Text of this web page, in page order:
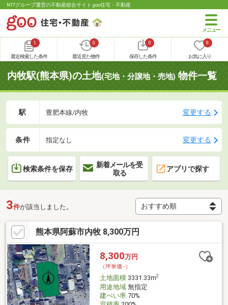
NTTグループ運営の不動産総合サイト goo住宅・不動産
1
最近検索した条件
0
最近見た物件
0
保存した条件
0
お気に入り
内牧駅(熊本県)の土地(宅地・分譲地・売地) 物件一覧
駅 豊肥本線/内牧 変更する
条件 指定なし 変更する
検索条件を保存
新着メールを受
取る
アプリで探す
3件が該当しました。
熊本県阿蘇市内牧 8,300万円
8,300万円
（坪単価:-）
土地面積3331.33m2
用途地域無指定
建ぺい率70%